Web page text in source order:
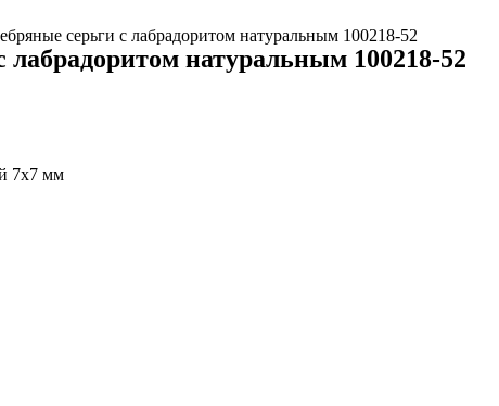
серьги с лабрадоритом натуральным 100218-52
лабрадоритом натуральным 100218-52
7х7 мм